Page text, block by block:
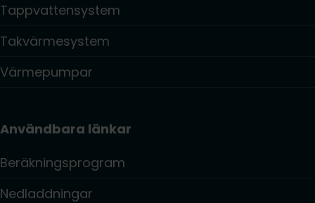
Tappvattensystem
Takvärmesystem
Värmepumpar
Användbara länkar
Beräkningsprogram
Nedladdningar